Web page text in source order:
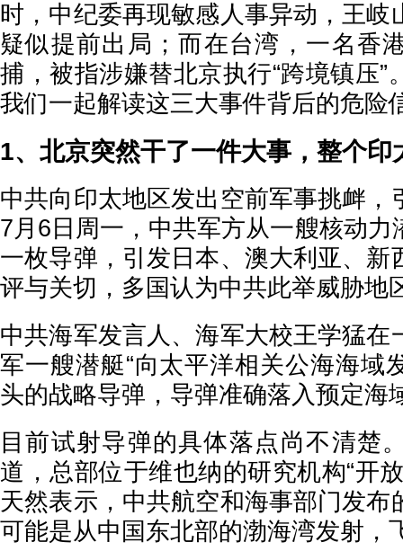
时，中纪委再现敏感人事异动，王岐
疑似提前出局；而在台湾，一名香
捕，被指涉嫌替北京执行“跨境镇压”
我们一起解读这三大事件背后的危险
1、北京突然干了一件大事，整个印
中共向印太地区发出空前军事挑衅，
7月6日周一，中共军方从一艘核动力
一枚导弹，引发日本、澳大利亚、新
评与关切，多国认为中共此举威胁地
中共海军发言人、海军大校王学猛在
军一艘潜艇“向太平洋相关公海海域
头的战略导弹，导弹准确落入预定海
目前试射导弹的具体落点尚不清楚
道，总部位于维也纳的研究机构“开
天然表示，中共航空和海事部门发布
可能是从中国东北部的渤海湾发射，